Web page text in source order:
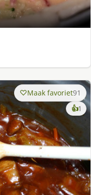
Maak favoriet91
👍1